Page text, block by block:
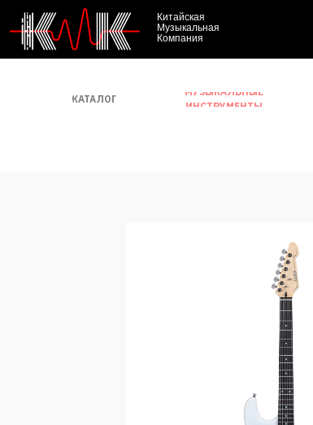
Китайская
Музыкальная
Компания
МУЗЫКАЛЬНЫЕ
ИНСТРУМЕНТЫ
КАТАЛОГ